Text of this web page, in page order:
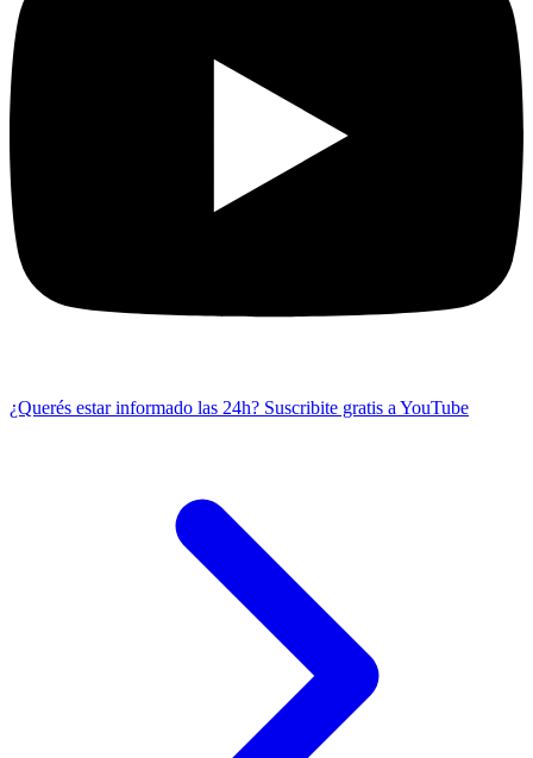
¿Querés estar informado las 24h? Suscribite gratis a YouTube